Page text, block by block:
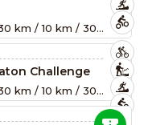
km / 10 km / 30 km / 10 km / 10 km / 10 km / 30 km / 60 km
Challenge
km / 10 km / 30 km / 10 km / 10 km / 10 km / 30 km / 60 km